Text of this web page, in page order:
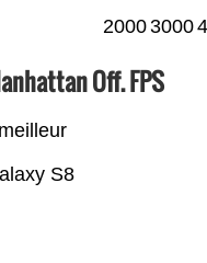
20003000
Off. FPS
S8